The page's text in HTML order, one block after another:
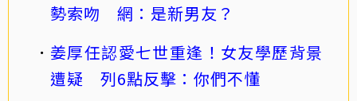
勢索吻 網：是新男友？
姜厚任認愛七世重逢！女友學歷背景
遭疑 列6點反擊：你們不懂